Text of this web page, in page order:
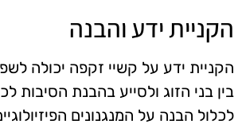
הקניית ידע והבנה
הקניית ידע על קשיי זקפה יכולה
בין בני הזוג ולסייע בהבנת הסיבות
לכלול הבנה על המנגנונים